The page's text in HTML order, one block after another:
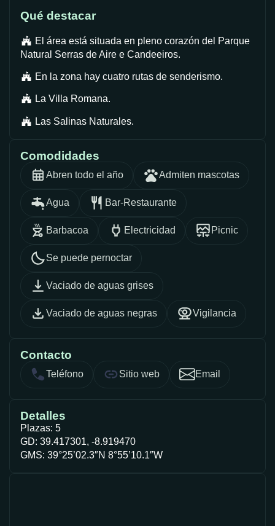
Qué destacar
El área está situada en pleno corazón del Parque
Natural Serras de Aire e Candeeiros.
En la zona hay cuatro rutas de senderismo.
La Villa Romana.
Las Salinas Naturales.
Comodidades
Abren todo el año Admiten mascotas
Agua Bar-Restaurante
Barbacoa Electricidad Picnic
Se puede pernoctar
Vaciado de aguas grises
Vaciado de aguas negras Vigilancia
Contacto
Teléfono Sitio web Email
Detalles
Plazas: 5
GD: 39.417301, -8.919470
GMS: 39°25’02.3″N 8°55’10.1″W